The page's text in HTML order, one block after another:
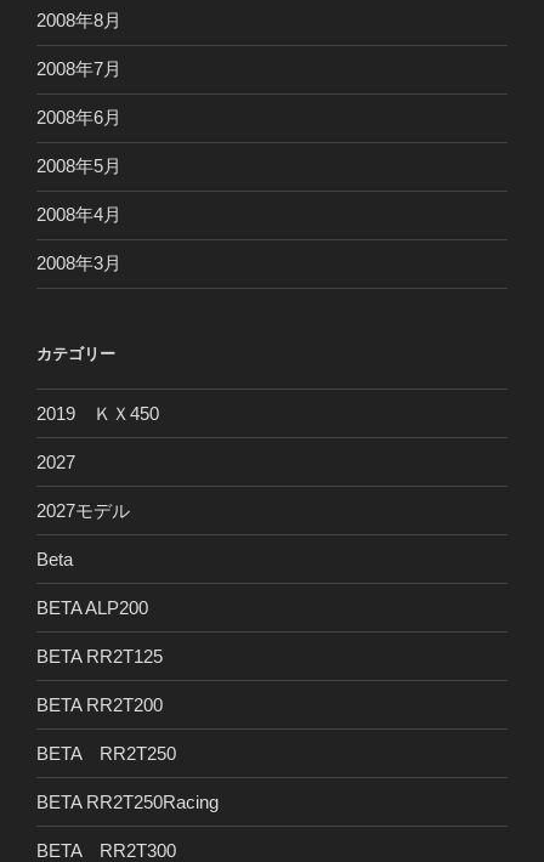
2008年8月
2008年7月
2008年6月
2008年5月
2008年4月
2008年3月
カテゴリー
2019 ＫＸ450
2027
2027モデル
Beta
BETA ALP200
BETA RR2T125
BETA RR2T200
BETA RR2T250
BETA RR2T250Racing
BETA RR2T300